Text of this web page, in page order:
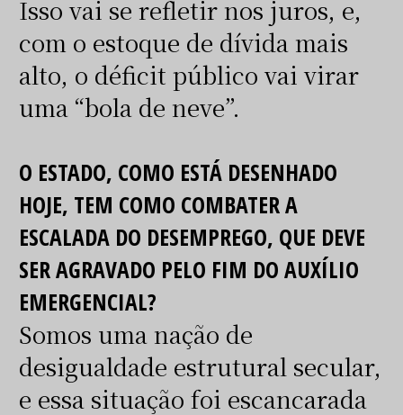
Isso vai se refletir nos juros, e,
com o estoque de dívida mais
alto, o déficit público vai virar
uma “bola de neve”.
O ESTADO, COMO ESTÁ DESENHADO
HOJE, TEM COMO COMBATER A
ESCALADA DO DESEMPREGO, QUE DEVE
SER AGRAVADO PELO FIM DO AUXÍLIO
EMERGENCIAL?
Somos uma nação de
desigualdade estrutural secular,
e essa situação foi escancarada